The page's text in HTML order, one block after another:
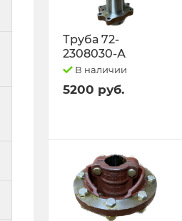
Труба 72-
2308030-А
В наличии
5200 руб.